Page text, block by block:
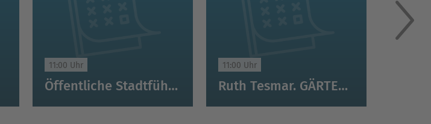
11:00 Uhr
Öffentliche Stadtführung Schwerin
11:00 Uhr
Ruth Tesmar. GÄRTEN MEINES LEBENS. Bilder · Collagen · Objekte